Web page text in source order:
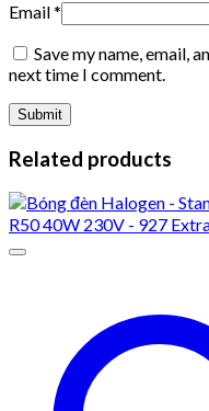
Email*
Save my name, email,
next time I comment.
Related products